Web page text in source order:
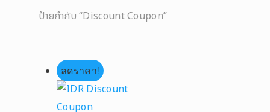
ป้ายกำกับ “Discount Coupon”
ลดราคา!